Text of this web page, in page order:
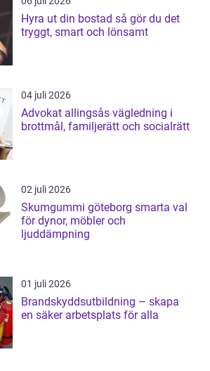
Hyra ut din bostad så gör du det
tryggt, smart och lönsamt
04 juli 2026
Advokat allingsås vägledning i
brottmål, familjerätt och socialrätt
02 juli 2026
Skumgummi göteborg smarta val
för dynor, möbler och
ljuddämpning
01 juli 2026
Brandskyddsutbildning – skapa
en säker arbetsplats för alla